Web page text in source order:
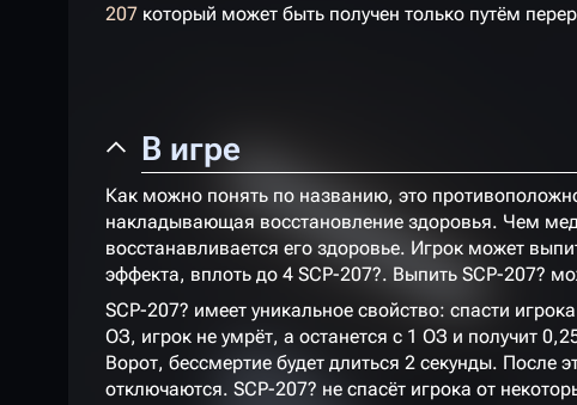
207 который может быть получен только путём
В игре
Как можно понять по названию, это
накладывающая восстановление здоровья. Чем
восстанавливается его здоровье. Игрок может
эффекта, вплоть до 4 SCP-207?. Выпить SCP-207?
SCP-207? имеет уникальное свойство: спасти
ОЗ, игрок не умрёт, а останется с 1 ОЗ и получит
Ворот, бессмертие будет длиться 2 секунды. После
отключаются. SCP-207? не спасёт игрока от